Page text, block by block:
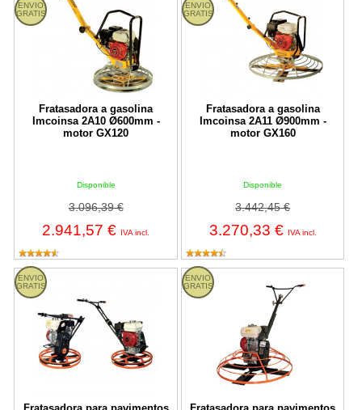
ENVIO
GRATIS
Fratasadora a gasolina
Imcoinsa 2A10 Ø600mm -
motor GX120
Disponible
3.096,39 €
2.941,57 € IVA incl.
ENVIO
GRATIS
Fratasadora a gasolina
Imcoinsa 2A11 Ø900mm -
motor GX160
Disponible
3.442,45 €
3.270,33 € IVA incl.
ENVIO
GRATIS
Fratasadora para pavimentos a gasolina Imer EP600-H con
ENVIO
GRATIS
Fratasadora para pavimentos a